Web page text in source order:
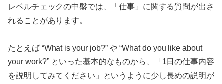
レベルチェックの中盤では、「仕事」に関する質問が出さ
れることがあります。
たとえば “What is your job?” や “What do you like about
your work?” といった基本的なものから、「1日の仕事内容
を説明してみてください」というように少し長めの説明が